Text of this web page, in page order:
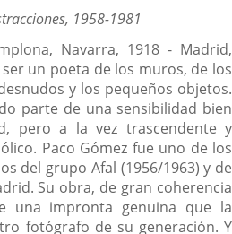
1958-1981
Navarra, 1918 - Madrid,
un poeta de los muros, de los
y los pequeños objetos.
parte de una sensibilidad bien
pero a la vez trascendente y
Paco Gómez fue uno de los
del grupo Afal (1956/1963) y de
Su obra, de gran coherencia
una impronta genuina que la
fotógrafo de su generación. Y